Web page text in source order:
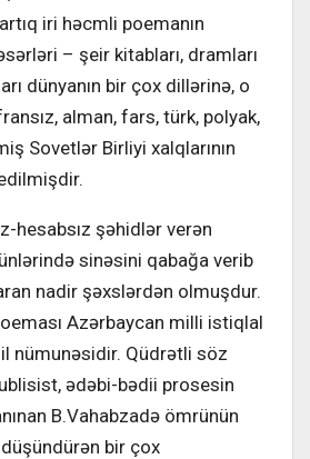
iri həcmli poemanın
– şeir kitabları, dramları
dünyanın bir çox dillərinə, o
alman, fars, türk, polyak,
Sovetlər Birliyi xalqlarının
hesabsız şəhidlər verən
sinəsini qabağa verib
nadir şəxslərdən olmuşdur.
Azərbaycan milli istiqlal
nümunəsidir. Qüdrətli söz
ədəbi-bədii prosesin
B.Vahabzadə ömrünün
bir çox